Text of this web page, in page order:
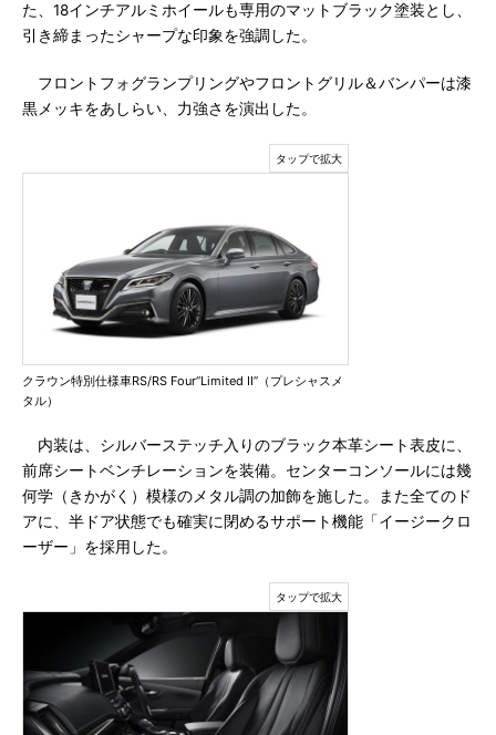
た、18インチアルミホイールも専用のマットブラック塗装とし、
引き締まったシャープな印象を強調した。
フロントフォグランプリングやフロントグリル＆バンパーは漆
黒メッキをあしらい、力強さを演出した。
クラウン特別仕様車RS/RS Four“Limited II”（プレシャスメ
タル）
内装は、シルバーステッチ入りのブラック本革シート表皮に、
前席シートベンチレーションを装備。センターコンソールには幾
何学（きかがく）模様のメタル調の加飾を施した。また全てのド
アに、半ドア状態でも確実に閉めるサポート機能「イージークロ
ーザー」を採用した。